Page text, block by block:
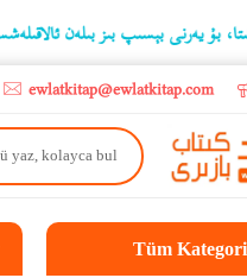
بىز بىلەن ئالاقىلەشسىڭىز بولىدۇ
ewlatkitap@ewlatkitap.com
Tüm